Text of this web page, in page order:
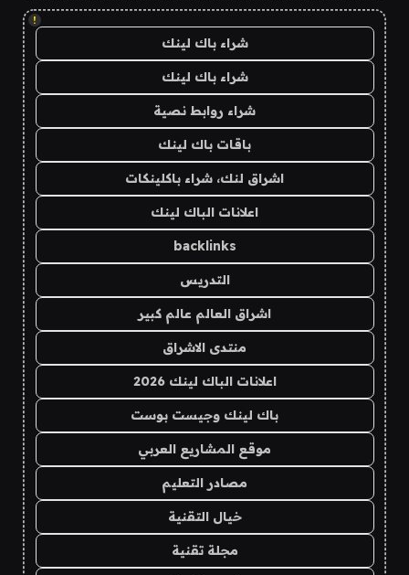
!
شراء باك لينك
شراء باك لينك
شراء روابط نصية
باقات باك لينك
اشراق لنك، شراء باكلينكات
اعلانات الباك لينك
backlinks
التدريس
اشراق العالم عالم كبير
منتدى الاشراق
اعلانات الباك لينك 2026
باك لينك وجيست بوست
موقع المشاريع العربي
مصادر التعليم
خيال التقنية
مجلة تقنية